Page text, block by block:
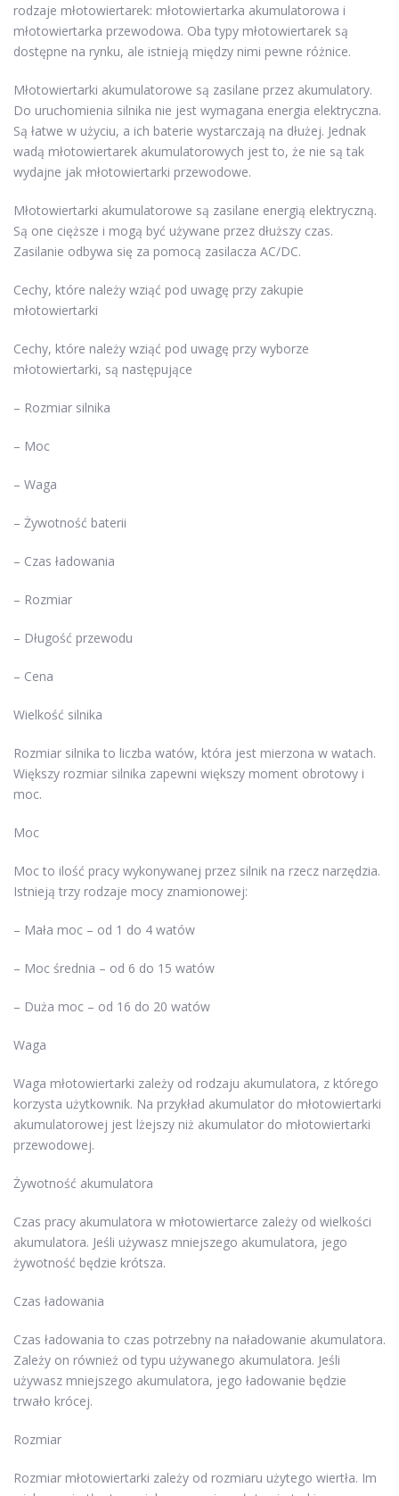
rodzaje młotowiertarek: młotowiertarka akumulatorowa i
młotowiertarka przewodowa. Oba typy młotowiertarek są
dostępne na rynku, ale istnieją między nimi pewne różnice.
Młotowiertarki akumulatorowe są zasilane przez akumulatory.
Do uruchomienia silnika nie jest wymagana energia elektryczna.
Są łatwe w użyciu, a ich baterie wystarczają na dłużej. Jednak
wadą młotowiertarek akumulatorowych jest to, że nie są tak
wydajne jak młotowiertarki przewodowe.
Młotowiertarki akumulatorowe są zasilane energią elektryczną.
Są one cięższe i mogą być używane przez dłuższy czas.
Zasilanie odbywa się za pomocą zasilacza AC/DC.
Cechy, które należy wziąć pod uwagę przy zakupie
młotowiertarki
Cechy, które należy wziąć pod uwagę przy wyborze
młotowiertarki, są następujące
– Rozmiar silnika
– Moc
– Waga
– Żywotność baterii
– Czas ładowania
– Rozmiar
– Długość przewodu
– Cena
Wielkość silnika
Rozmiar silnika to liczba watów, która jest mierzona w watach.
Większy rozmiar silnika zapewni większy moment obrotowy i
moc.
Moc
Moc to ilość pracy wykonywanej przez silnik na rzecz narzędzia.
Istnieją trzy rodzaje mocy znamionowej:
– Mała moc – od 1 do 4 watów
– Moc średnia – od 6 do 15 watów
– Duża moc – od 16 do 20 watów
Waga
Waga młotowiertarki zależy od rodzaju akumulatora, z którego
korzysta użytkownik. Na przykład akumulator do młotowiertarki
akumulatorowej jest lżejszy niż akumulator do młotowiertarki
przewodowej.
Żywotność akumulatora
Czas pracy akumulatora w młotowiertarce zależy od wielkości
akumulatora. Jeśli używasz mniejszego akumulatora, jego
żywotność będzie krótsza.
Czas ładowania
Czas ładowania to czas potrzebny na naładowanie akumulatora.
Zależy on również od typu używanego akumulatora. Jeśli
używasz mniejszego akumulatora, jego ładowanie będzie
trwało krócej.
Rozmiar
Rozmiar młotowiertarki zależy od rozmiaru użytego wiertła. Im